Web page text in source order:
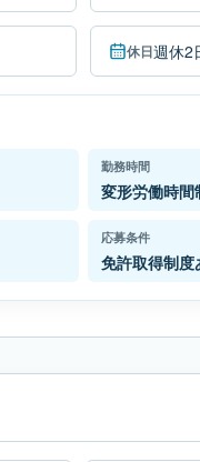
休日週休2
勤務時間
変形労働時間
応募条件
免許取得制度